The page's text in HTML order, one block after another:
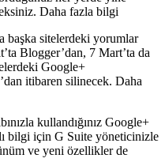
Daha fazla bilgi
başka sitelerdeki yorumlar
Blogger’dan, 7 Mart’ta da
Google+
itibaren silinecek. Daha
kullandığınız Google+
bilgi için G Suite yöneticinizle
ve yeni özellikler de